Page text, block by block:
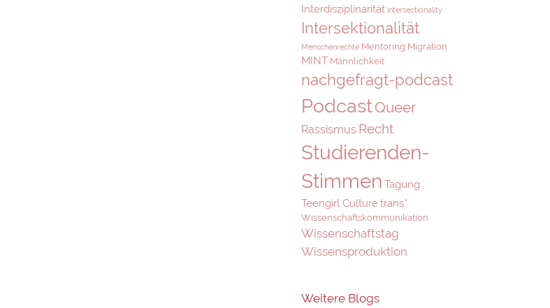
Interdisziplinarität intersectionality
Intersektionalität
Menschenrechte Mentoring Migration
MINT Männlichkeit
nachgefragt-podcast
PodcastQueer
Rassismus Recht
Studierenden-
Stimmen Tagung
Teengirl Culturetrans*
Wissenschaftskommunikation
Wissenschaftstag
Wissensproduktion
Weitere Blogs